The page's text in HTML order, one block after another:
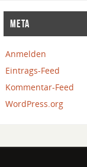
META
Anmelden
Eintrags-Feed
Kommentar-Feed
WordPress.org